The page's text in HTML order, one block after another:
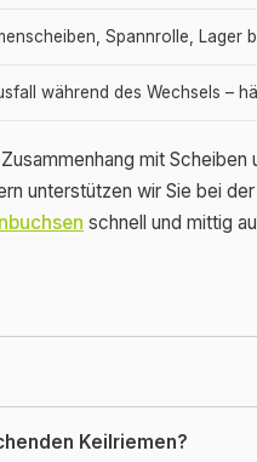
Spannrolle, Lager
während des Wechsels –
mit
unterstützen wir Sie bei
schnell und mittig
Keilriemen?